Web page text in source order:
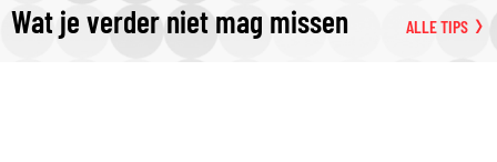
Wat je verder niet mag missen ALLE TIPS